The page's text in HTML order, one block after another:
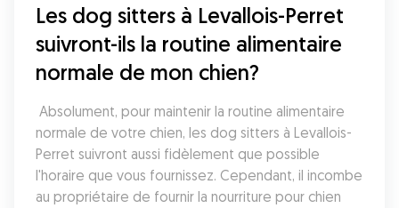
Les dog sitters à Levallois-Perret
suivront-ils la routine alimentaire
normale de mon chien?
normale de votre chien, les dog sitters à Levallois-
Perret suivront aussi fidèlement que possible
l'horaire que vous fournissez. Cependant, il incombe
au propriétaire de fournir la nourriture pour chien